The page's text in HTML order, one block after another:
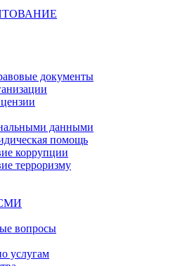
документы
данными
помощь
коррупции
терроризму
СМИ
вопросы
услугам